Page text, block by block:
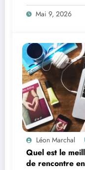
Mai 9, 2026
Léon Marchal
Quel est le
de rencontre